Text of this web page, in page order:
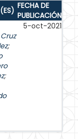
FECHA DE
PUBLICACIÓN
;
;
5-oct-2021